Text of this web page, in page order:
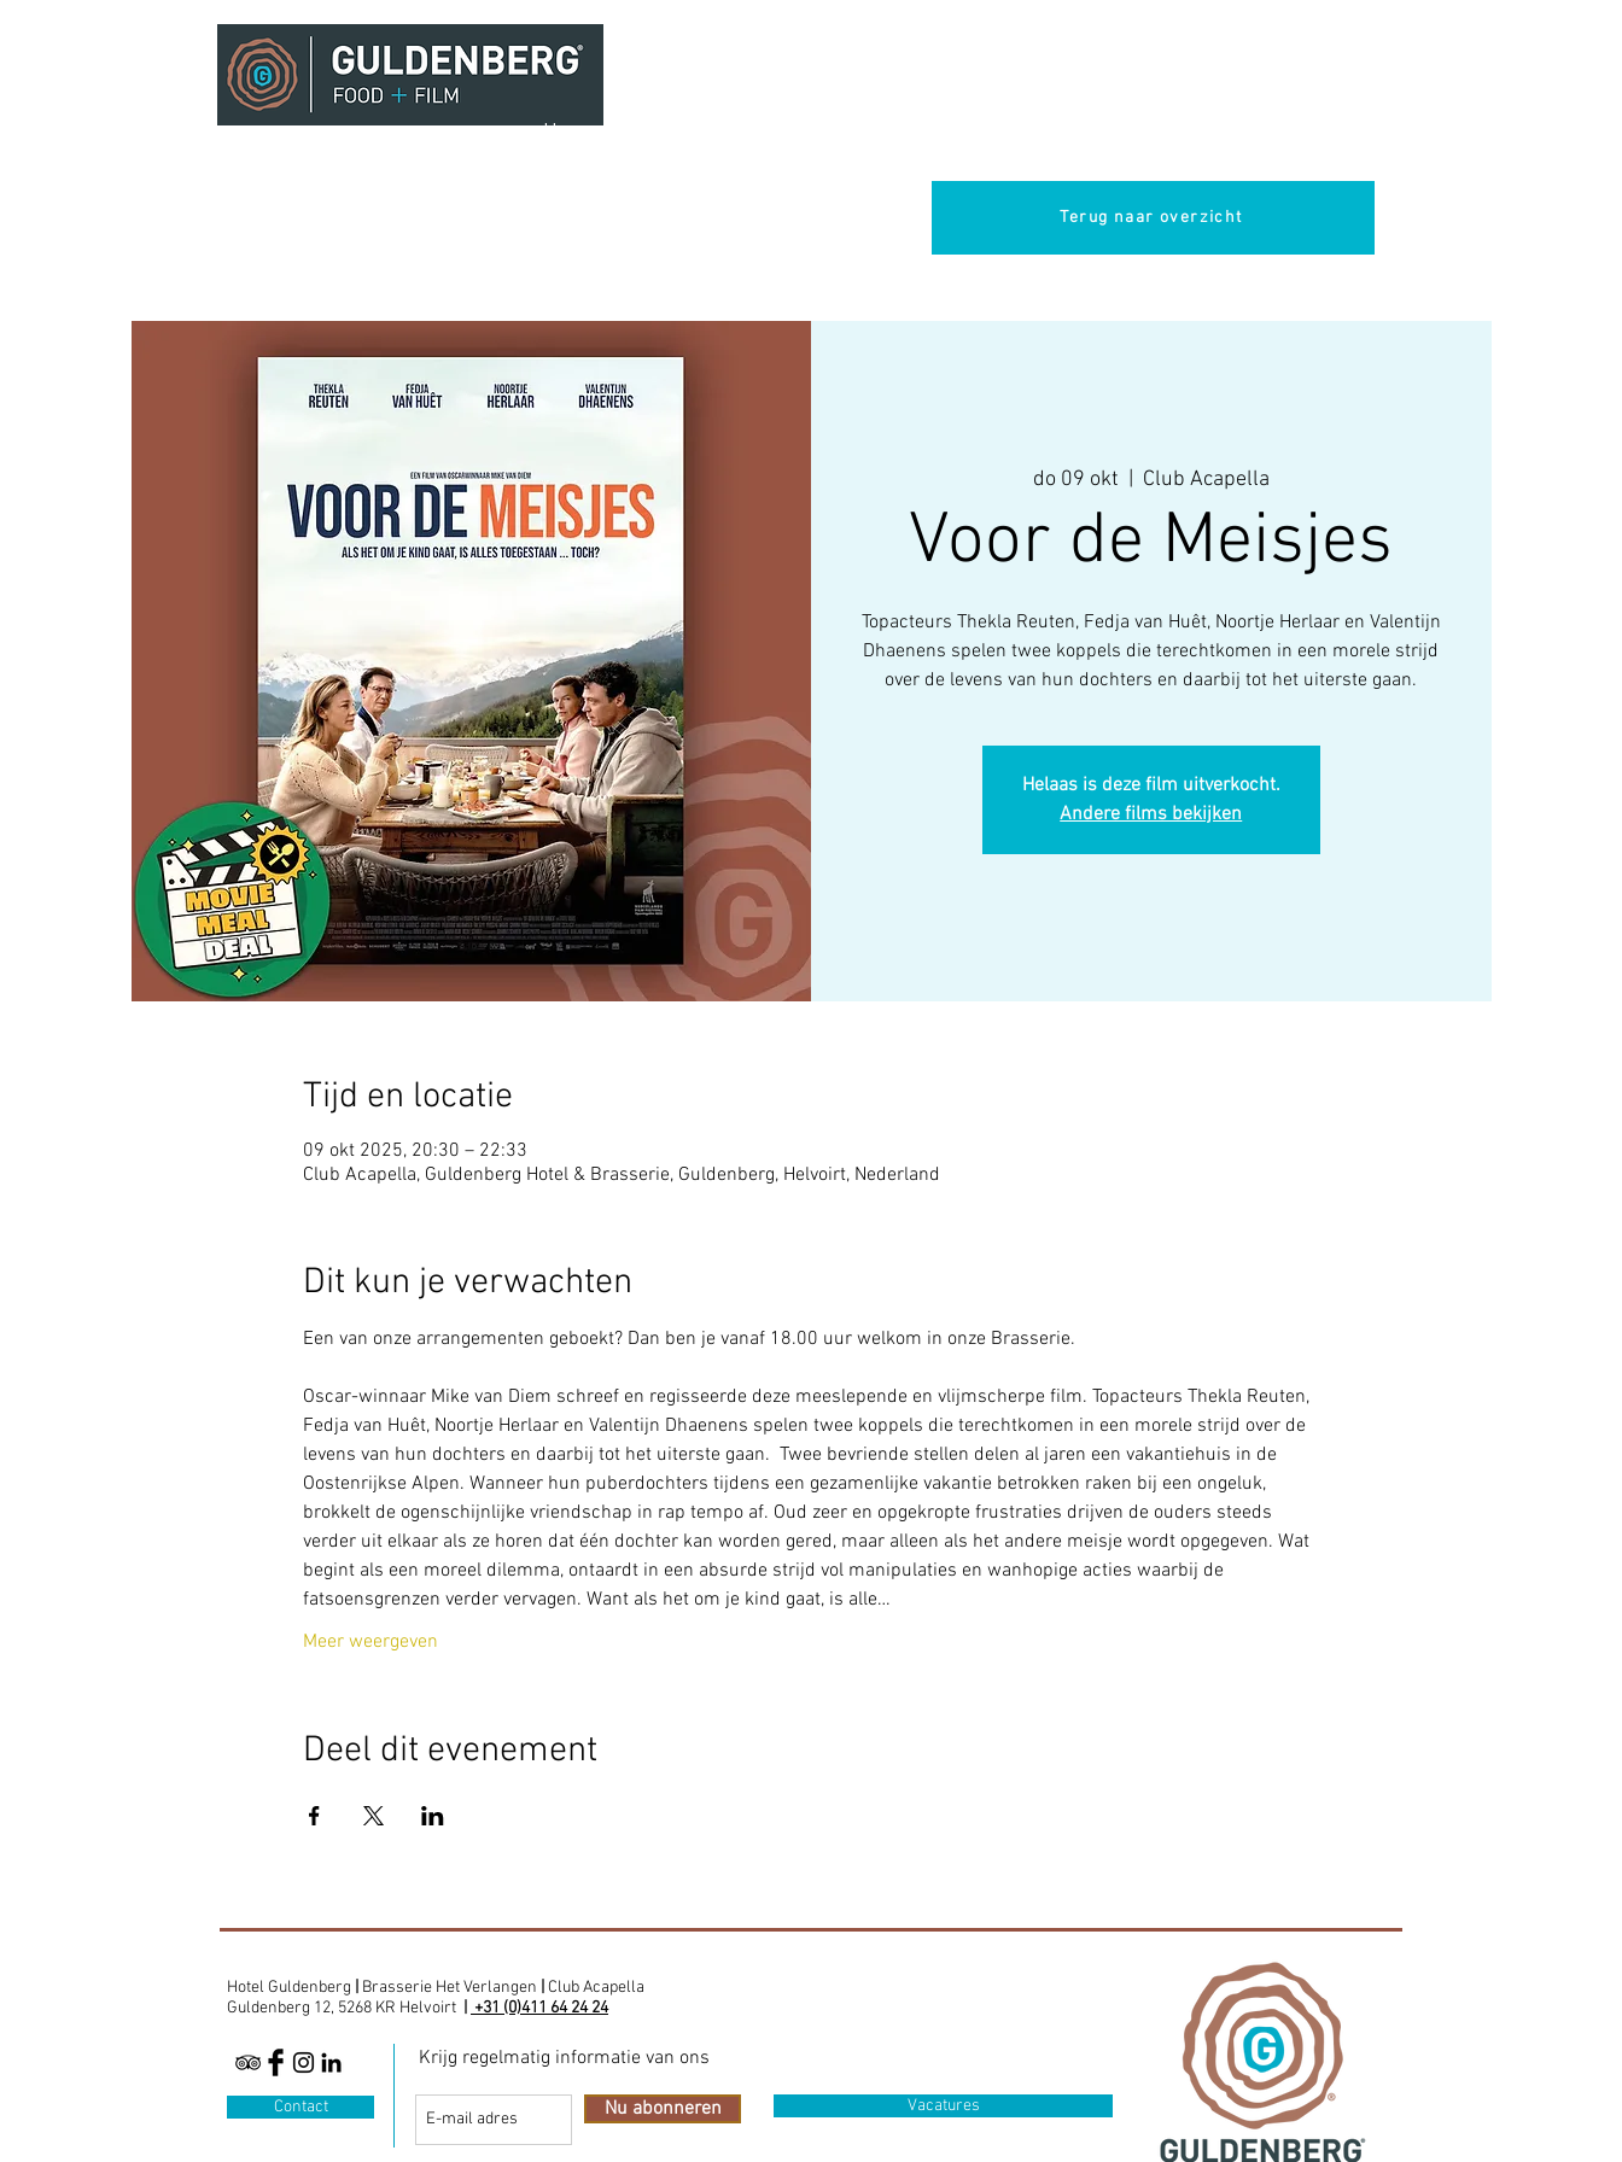
Home
Terug naar overzicht
do 09 okt
  |
Club Acapella
Voor de Meisjes
Topacteurs Thekla Reuten, Fedja van Huêt, Noortje Herlaar en Valentijn
Dhaenens spelen twee koppels die terechtkomen in een morele strijd
over de levens van hun dochters en daarbij tot het uiterste gaan.
Helaas is deze film uitverkocht.
Andere films bekijken
Tijd en locatie
09 okt 2025, 20:30 – 22:33
Club Acapella, Guldenberg Hotel & Brasserie, Guldenberg, Helvoirt, Nederland
Dit kun je verwachten
Een van onze arrangementen geboekt? Dan ben je vanaf 18.00 uur welkom in onze Brasserie.
Oscar-winnaar Mike van Diem schreef en regisseerde deze meeslepende en vlijmscherpe film. Topacteurs Thekla Reuten,
Fedja van Huêt, Noortje Herlaar en Valentijn Dhaenens spelen twee koppels die terechtkomen in een morele strijd over de
levens van hun dochters en daarbij tot het uiterste gaan.  Twee bevriende stellen delen al jaren een vakantiehuis in de
Oostenrijkse Alpen. Wanneer hun puberdochters tijdens een gezamenlijke vakantie betrokken raken bij een ongeluk,
brokkelt de ogenschijnlijke vriendschap in rap tempo af. Oud zeer en opgekropte frustraties drijven de ouders steeds
verder uit elkaar als ze horen dat één dochter kan worden gered, maar alleen als het andere meisje wordt opgegeven. Wat
begint als een moreel dilemma, ontaardt in een absurde strijd vol manipulaties en wanhopige acties waarbij de
fatsoensgrenzen verder vervagen. Want als het om je kind gaat, is alle…
Meer weergeven
Deel dit evenement
Hotel Guldenberg Brasserie Het Verlangen
Club Acapella
Guldenberg 12, 5268 KR Helvoirt
+31 (0)411 64 24 24
Contact
Krijg regelmatig informatie van ons
Nu abonneren Vacatures